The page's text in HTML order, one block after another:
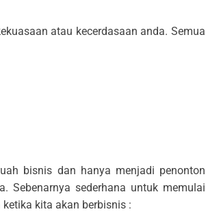
atau kecerdasaan anda. Semua
bisnis dan hanya menjadi penonton
Sebenarnya sederhana untuk memulai
kita akan berbisnis :